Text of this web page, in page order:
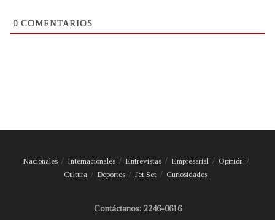
0 COMENTARIOS
Nacionales Internacionales Entrevistas Empresarial
Opinión
Cultura
Deportes Jet Set Curiosidades
Contáctanos: 2246-0616